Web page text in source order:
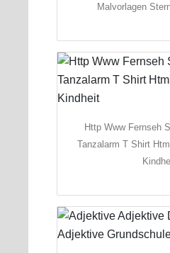
Malvorlagen
Http Www Fernseh
Tanzalarm T Shirt